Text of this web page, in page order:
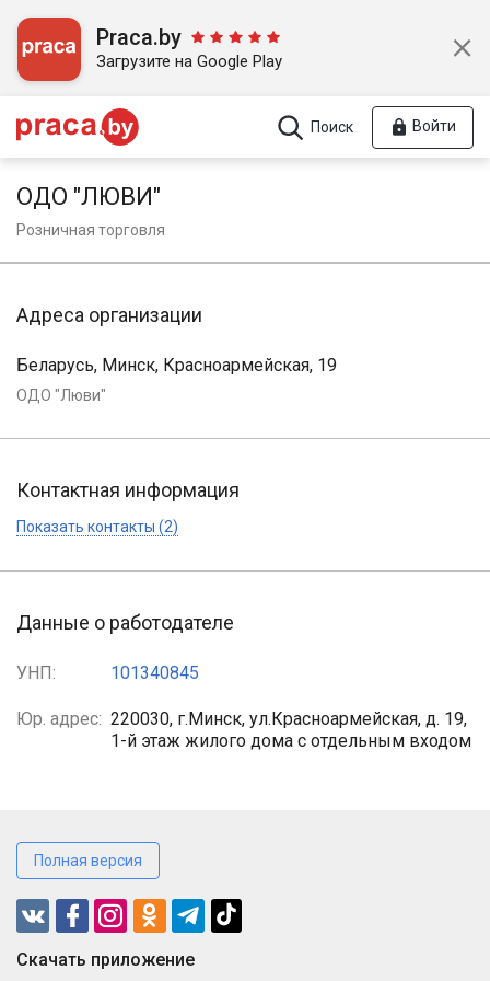
Praca.by
Загрузите на Google Play
Поиск Войти
ОДО "ЛЮВИ"
Розничная торговля
Адреса организации
Беларусь, Минск, Красноармейская, 19
ОДО "Люви"
Контактная информация
Показать контакты (2)
Данные о работодателе
УНП: 101340845
Юр. адрес: 220030, г.Минск, ул.Красноармейская, д. 19,
1-й этаж жилого дома с отдельным входом
Полная версия
Cкачать приложение